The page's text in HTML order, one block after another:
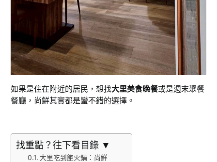
如果是住在附近的居民，想找大里美食晚餐或是週末聚餐
餐廳，尚鮮其實都是蠻不錯的選擇。
找重點？往下看目錄 ▼
大里吃到飽火鍋：尚鮮